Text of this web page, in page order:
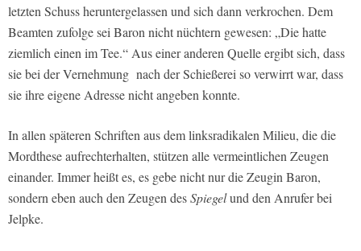
letzten Schuss heruntergelassen und sich dann verkrochen. Dem
Beamten zufolge sei Baron nicht nüchtern gewesen: „Die hatte
ziemlich einen im Tee.“ Aus einer anderen Quelle ergibt sich, dass
sie bei der Vernehmung nach der Schießerei so verwirrt war, dass
sie ihre eigene Adresse nicht angeben konnte.
In allen späteren Schriften aus dem linksradikalen Milieu, die die
Mordthese aufrechterhalten, stützen alle vermeintlichen Zeugen
einander. Immer heißt es, es gebe nicht nur die Zeugin Baron,
sondern eben auch den Zeugen desSpiegelund den Anrufer bei
Jelpke.